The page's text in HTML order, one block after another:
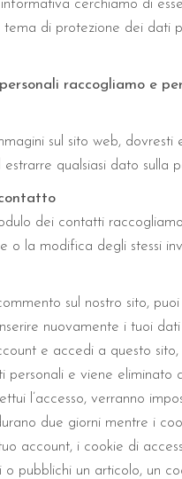
cerchiamo di
tema di protezione dei dati
raccogliamo e
sul sito web,
qualsiasi dato sulla
dei contatti
o la modifica degli stessi
sul nostro sito,
nuovamente i tuoi
e accedi a questo
personali e viene eliminato
l’accesso, verranno
due giorni mentre i
account, i cookie di
o pubblichi un articolo, un